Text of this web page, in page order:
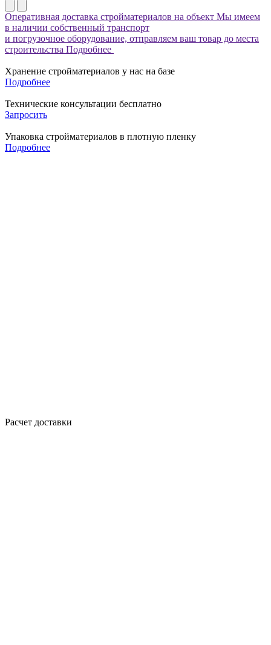
Оперативная доставка стройматериалов на объект Мы имеем
в наличии собственный транспорт
и погрузочное оборудование, отправляем ваш товар до места
строительства Подробнее
Хранение стройматериалов у нас на базе
Подробнее
Технические консультации бесплатно
Запросить
Упаковка стройматериалов в плотную пленку
Подробнее
Расчет доставки